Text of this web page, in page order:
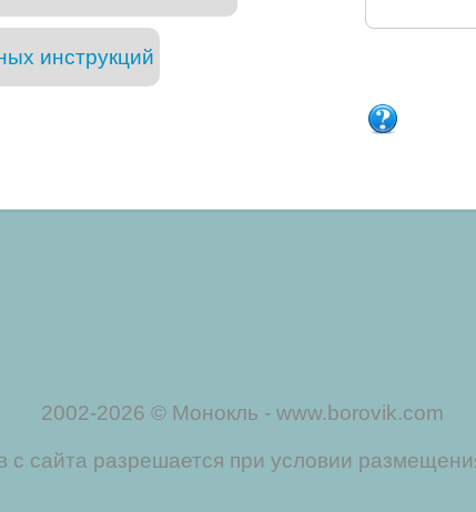
инструкций
2002-2026 © Монокль - www.borovik.com
сайта разрешается при условии